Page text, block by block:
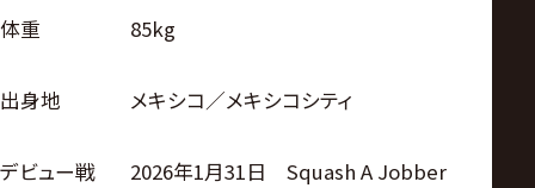
体重 85kg
出身地 メキシコ／メキシコシティ
デビュー戦
2026年1月31日 Squash A Jobber